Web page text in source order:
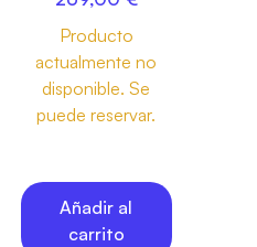
Producto
actualmente no
disponible. Se
puede reservar.
Añadir al
carrito